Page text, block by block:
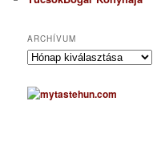
ARCHÍVUM
A
c
h